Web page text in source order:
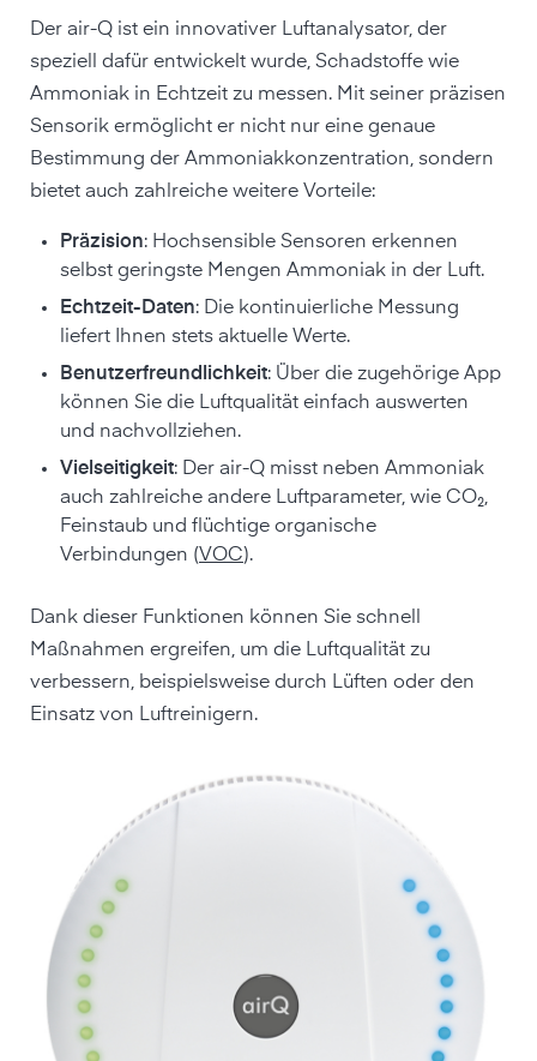
Der air-Q ist ein innovativer Luftanalysator, der
speziell dafür entwickelt wurde, Schadstoffe wie
Ammoniak in Echtzeit zu messen. Mit seiner präzisen
Sensorik ermöglicht er nicht nur eine genaue
Bestimmung der Ammoniakkonzentration, sondern
bietet auch zahlreiche weitere Vorteile:
Präzision: Hochsensible Sensoren erkennen
selbst geringste Mengen Ammoniak in der Luft.
Echtzeit-Daten: Die kontinuierliche Messung
liefert Ihnen stets aktuelle Werte.
Benutzerfreundlichkeit: Über die zugehörige App
können Sie die Luftqualität einfach auswerten
und nachvollziehen.
Vielseitigkeit: Der air-Q misst neben Ammoniak
auch zahlreiche andere Luftparameter, wie CO₂,
Feinstaub und flüchtige organische
Verbindungen (VOC).
Dank dieser Funktionen können Sie schnell
Maßnahmen ergreifen, um die Luftqualität zu
verbessern, beispielsweise durch Lüften oder den
Einsatz von Luftreinigern.